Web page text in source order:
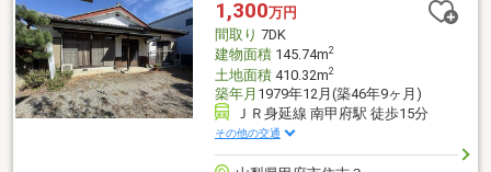
1,300万円
間取り 7DK
建物面積145.74m2
土地面積410.32m2
築年月 1979年12月(築46年9ヶ月)
ＪＲ身延線 南甲府駅 徒歩15分
その他の交通